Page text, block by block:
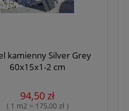
kamienny Silver Grey
60x15x1-2 cm
94,50 zł
( 1 m2 = 175,00 zł )